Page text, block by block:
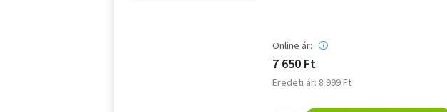
Online ár:
7 650 Ft
Eredeti ár: 8 999 Ft